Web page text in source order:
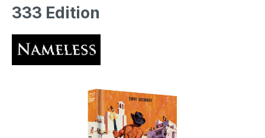
333 Edition
Bildergalerie überspringen